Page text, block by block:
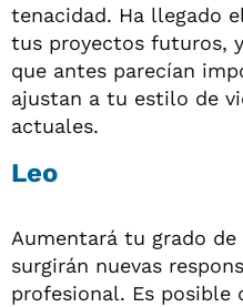
tenacidad. Ha llegado
tus proyectos futuros,
que antes parecían
ajustan a tu estilo de
actuales.
Leo
Aumentará tu grado
surgirán nuevas
profesional. Es posible